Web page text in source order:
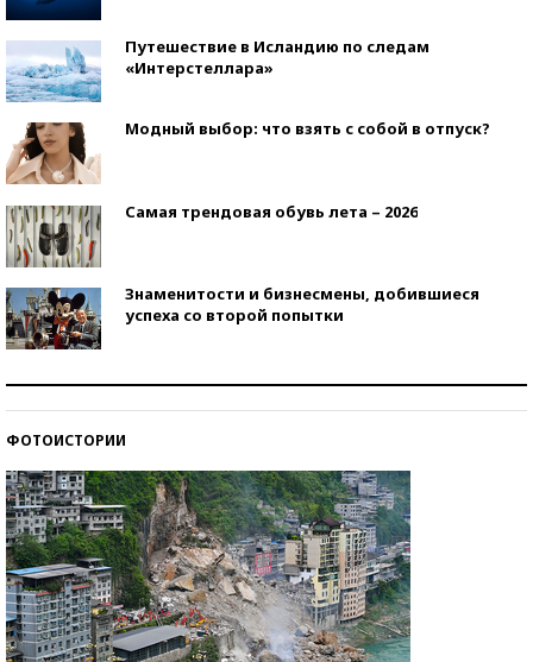
Путешествие в Исландию по следам
«Интерстеллара»
Модный выбор: что взять с собой в отпуск?
Самая трендовая обувь лета – 2026
Знаменитости и бизнесмены, добившиеся
успеха со второй попытки
ФОТОИСТОРИИ